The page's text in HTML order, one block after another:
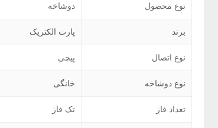
نوع محصول دوشاخه
برند پارت الکتریک
نوع اتصال پیچی
نوع دوشاخه خانگی
تعداد فاز تک فاز